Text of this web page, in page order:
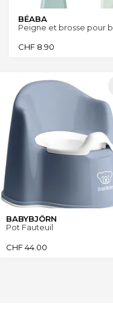
BÉABA
Peigne et brosse pour
CHF 8.90
BABYBJÖRN
Pot Fauteuil
CHF44.00